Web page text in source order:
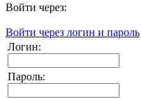
Войти через:
Войти через логин и пароль
Логин:
Пароль: